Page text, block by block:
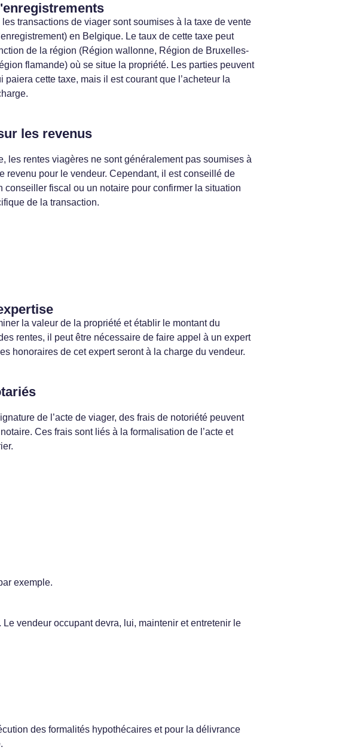
les transactions de viager sont soumises à la taxe de vente
en Belgique. Le taux de cette taxe peut
de la région (Région wallonne, Région de Bruxelles-
flamande) où se situe la propriété. Les parties peuvent
paiera cette taxe, mais il est courant que l’acheteur la
les revenus
les rentes viagères ne sont généralement pas soumises à
revenu pour le vendeur. Cependant, il est conseillé de
conseiller fiscal ou un notaire pour confirmer la situation
de la transaction.
la valeur de la propriété et établir le montant du
rentes, il peut être nécessaire de faire appel à un expert
honoraires de cet expert seront à la charge du vendeur.
de l’acte de viager, des frais de notoriété peuvent
Ces frais sont liés à la formalisation de l’acte et
exemple.
vendeur occupant devra, lui, maintenir et entretenir le
des formalités hypothécaires et pour la délivrance
.